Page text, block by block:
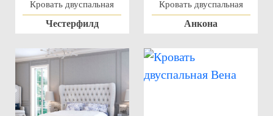
Кровать двуспальная
Честерфилд
Кровать двуспальная
Анкона